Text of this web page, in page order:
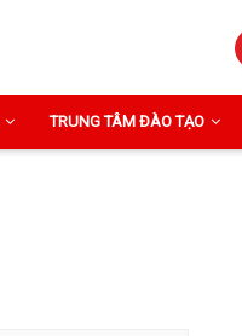
TRUNG TÂM ĐÀO TẠO